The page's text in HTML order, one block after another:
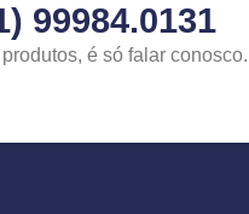
99984.0131
é só falar conosco.